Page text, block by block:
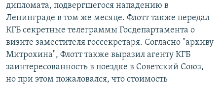
дипломата, подвергшегося нападению в
Ленинграде в том же месяце. Флотт также передал
КГБ секретные телеграммы Госдепартамента о
визите заместителя госсекретаря. Согласно "архиву
Митрохина", Флотт также выразил агенту КГБ
заинтересованность в поездке в Советский Союз,
но при этом пожаловался, что стоимость